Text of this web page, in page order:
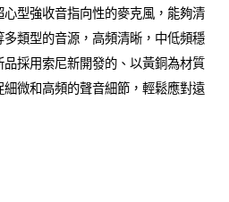
型強收音指向性的麥克風，能夠清
類型的音源，高頻清晰，中低頻穩
採用索尼新開發的、以黃銅為材質
微和高頻的聲音細節，輕鬆應對遠